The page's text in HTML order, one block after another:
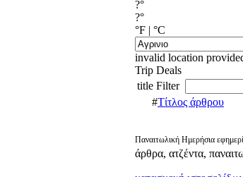
?°
?°
°F | °C
invalid location
Trip Deals
title Filter
#Τίτλος άρθρου
Παναιτωλική Ημερήσια
άρθρα, ατζέντα,